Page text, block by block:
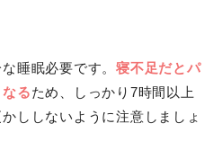
睡眠必要です。寝不足だとパ
るため、しっかり7時間以上
ししないように注意しましょ